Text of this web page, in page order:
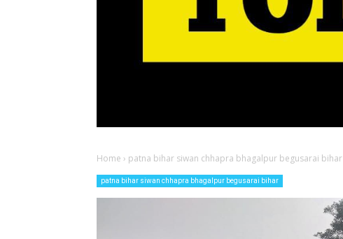
Home › patna bihar siwan chhapra bhagalpur begusarai bihar
patna bihar siwan chhapra bhagalpur begusarai bihar